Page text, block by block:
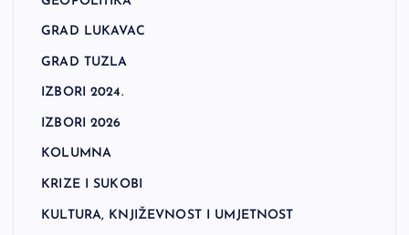
GRAD LUKAVAC
GRAD TUZLA
IZBORI 2024.
IZBORI 2026
KOLUMNA
KRIZE I SUKOBI
KULTURA, KNJIŽEVNOST I UMJETNOST